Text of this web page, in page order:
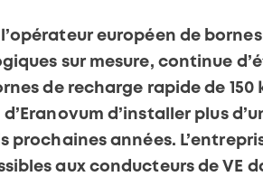
européen de
sur mesure, continue
de recharge rapide de
d’installer plus
prochaines années.
aux conducteurs de VE